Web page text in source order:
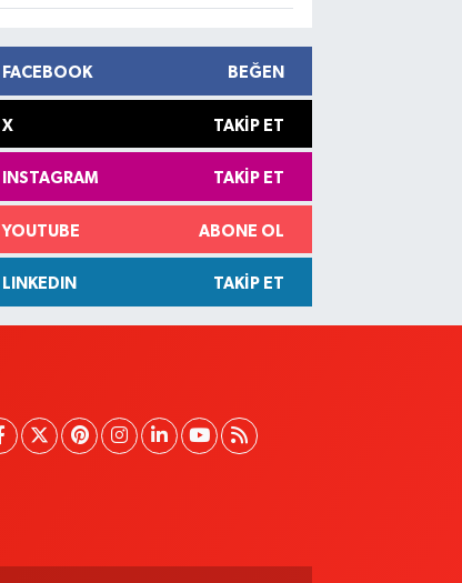
FACEBOOK BEĞEN
X TAKIP ET
INSTAGRAM TAKIP ET
YOUTUBE ABONE OL
LINKEDIN TAKIP ET